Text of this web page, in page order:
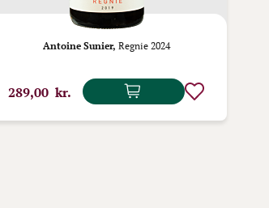
Antoine Sunier, Regnie 2024
289,00 kr.